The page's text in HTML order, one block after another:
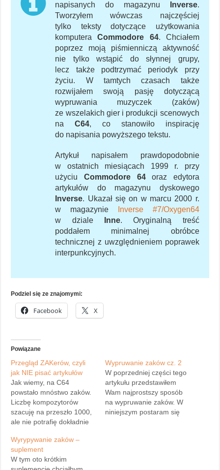
napisanych do magazynu
Inverse.
Tworzyłem wówczas najczęściej
tylko teksty dotyczące użytkowania
komputeraCommodore 64. Chciałem
poprzez moją piśmienniczą aktywność
nie tylko wstąpić do słynnej grupy,
lecz także podtrzymać periodyk przy
życiu. W tamtych czasach także
rozwijałem swoją pasję dotyczącą
wypruwania muzyczek (zaków)
ze wszelakich gier i produkcji scenowych
naC64, co stanowiło inspirację
do napisania powyższego tekstu.
Artykuł napisałem prawdopodobnie
w ostatnich miesiącach 1999 r. przy
użyciu Commodore 64oraz edytora
artykułów do magazynu dyskowego
Inverse. Ukazał się on w marcu 2000 r.
w magazynie
Inverse #7/Oxygen64
w dziale
Inne. Oryginalną treść
poddałem minimalnej obróbce
technicznej z uwzględnieniem poprawek
interpunkcyjnych.
Podziel się ze znajomymi:
Facebook X
Powiązane
Przegląd ZAKerów, czyli
jak NIE pisać artykułów
Jak wiemy, na C64
powstało mnóstwo zaków.
Liczbę kompozytorów
szacuję na przeszło 1000,
ale nie potrafię dokładnie
dokładnie…Przejdźmy
teraz do przeglądu
kilkudziesięciu
Wypruwanie zaków cz. 2
W poprzedniej części tego
artykułu przedstawiłem
Wam najprostszy sposób
na wypruwanie zaków. W
niniejszym postaram się
Wyrypywanie zaków –
suplement
W tym oto krótkim